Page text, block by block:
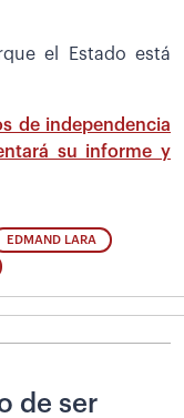
el Estado está
de independencia
su informe y
EDMAND LARA
de ser